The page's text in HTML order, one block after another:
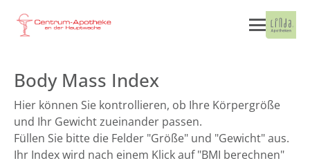
Body Mass Index
Hier können Sie kontrollieren, ob Ihre Körpergröße
und Ihr Gewicht zueinander passen.
Füllen Sie bitte die Felder "Größe" und "Gewicht" aus.
Ihr Index wird nach einem Klick auf "BMI berechnen"